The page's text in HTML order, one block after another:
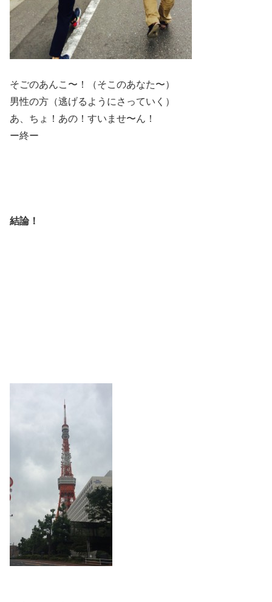
そごのあんこ〜！（そこのあなた〜）
男性の方（逃げるようにさっていく）
あ、ちょ！あの！すいませ〜ん！
ー終ー
結論！